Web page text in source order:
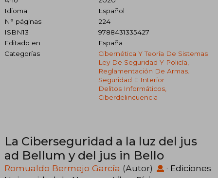
Idioma
Español
N° páginas
224
ISBN13
9788431335427
Editado en
España
Categorías
Cibernética Y Teoría De Sistemas
Ley De Seguridad Y Policía,
Reglamentación De Armas.
Seguridad E Interior
Delitos Informáticos,
Ciberdelincuencia
La Ciberseguridad a la luz del jus
ad Bellum y del jus in Bello
Romualdo Bermejo García (Autor) · Ediciones